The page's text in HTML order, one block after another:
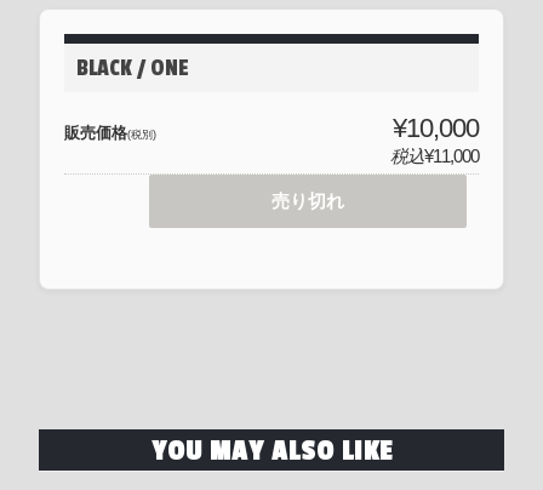
BLACK / ONE
販売価格(税別) ¥10,000
税込¥11,000
売り切れ
YOU MAY ALSO LIKE